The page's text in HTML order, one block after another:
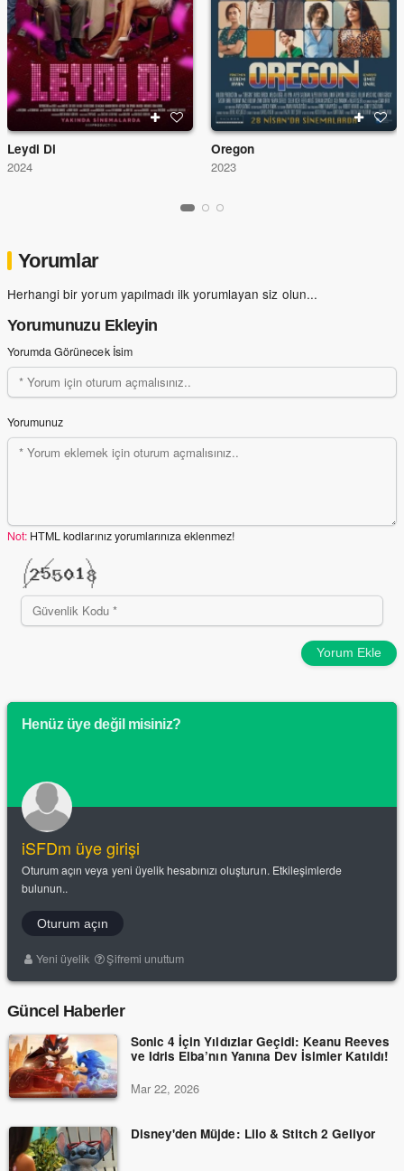
Leydi Di
2024
Oregon
2023
Yorumlar
Herhangi bir yorum yapılmadı ilk yorumlayan siz olun...
Yorumunuzu Ekleyin
Yorumda Görünecek İsim
Yorumunuz
Not: HTML kodlarınız yorumlarınıza eklenmez!
Yorum Ekle
Henüz üye değil misiniz?
iSFDm üye girişi
Oturum açın veya yeni üyelik hesabınızı oluşturun. Etkileşimlerde
bulunun..
Oturum açın
Yeni üyelik Şifremi unuttum
Güncel Haberler
Sonic 4 İçin Yıldızlar Geçidi: Keanu Reeves
ve Idris Elba’nın Yanına Dev İsimler Katıldı!
Mar 22, 2026
Disney'den Müjde: Lilo & Stitch 2 Geliyor